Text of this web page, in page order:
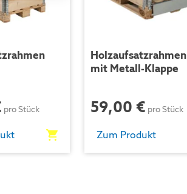
pro Stück
Holzaufsatzrahmen
mit Metall-Klappe
59,00 € pro Stück
Zum Produkt